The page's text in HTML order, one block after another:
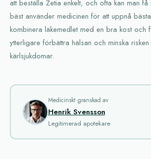
att beställa Zetia enkelt, och ofta kan man
bäst använder medicinen för att uppnå
kombinera läkemedlet med en bra kost och
ytterligare förbättra hälsan och minska
kärlsjukdomar.
Medicinskt granskad av
Henrik Svensson
Legitimerad apotekare